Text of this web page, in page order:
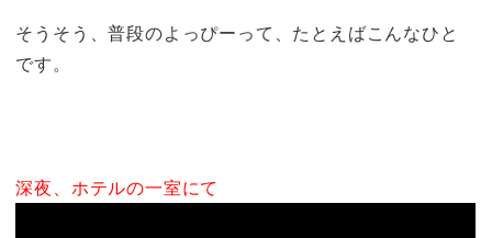
そうそう、普段のよっぴーって、たとえばこんなひと
です。
深夜、ホテルの一室にて